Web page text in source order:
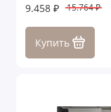
9.458 ₽ 15.764 ₽
Купить